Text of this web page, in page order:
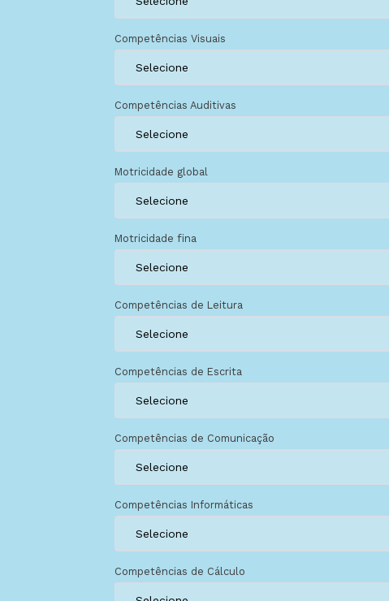
Competências Visuais
Competências Auditivas
Motricidade global
Motricidade fina
Competências de Leitura
Competências de Escrita
Competências de Comunicação
Competências Informáticas
Competências de Cálculo